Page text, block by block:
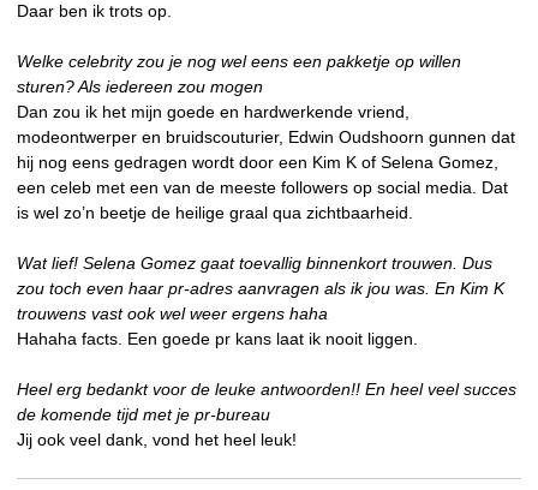
Daar ben ik trots op.
Welke celebrity zou je nog wel eens een pakketje op willen
sturen? Als iedereen zou mogen
Dan zou ik het mijn goede en hardwerkende vriend,
modeontwerper en bruidscouturier, Edwin Oudshoorn gunnen dat
hij nog eens gedragen wordt door een Kim K of Selena Gomez,
een celeb met een van de meeste followers op social media. Dat
is wel zo’n beetje de heilige graal qua zichtbaarheid.
Wat lief! Selena Gomez gaat toevallig binnenkort trouwen. Dus
zou toch even haar pr-adres aanvragen als ik jou was. En Kim K
trouwens vast ook wel weer ergens haha
Hahaha facts. Een goede pr kans laat ik nooit liggen.
Heel erg bedankt voor de leuke antwoorden!! En heel veel succes
de komende tijd met je pr-bureau
Jij ook veel dank, vond het heel leuk!